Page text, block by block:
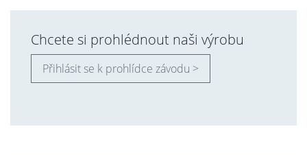
Chcete si prohlédnout naši výrobu
Přihlásit se k prohlídce závodu >